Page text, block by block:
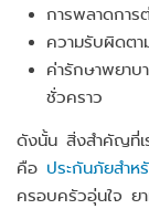
การพลาดการ
ความรับผิดต
ค่ารักษาพยาบ
ชั่วคราว
ดังนั้น สิ่งสำคัญที่เ
คือ ประกันภัยสำห
ครอบครัวอุ่นใจ ย